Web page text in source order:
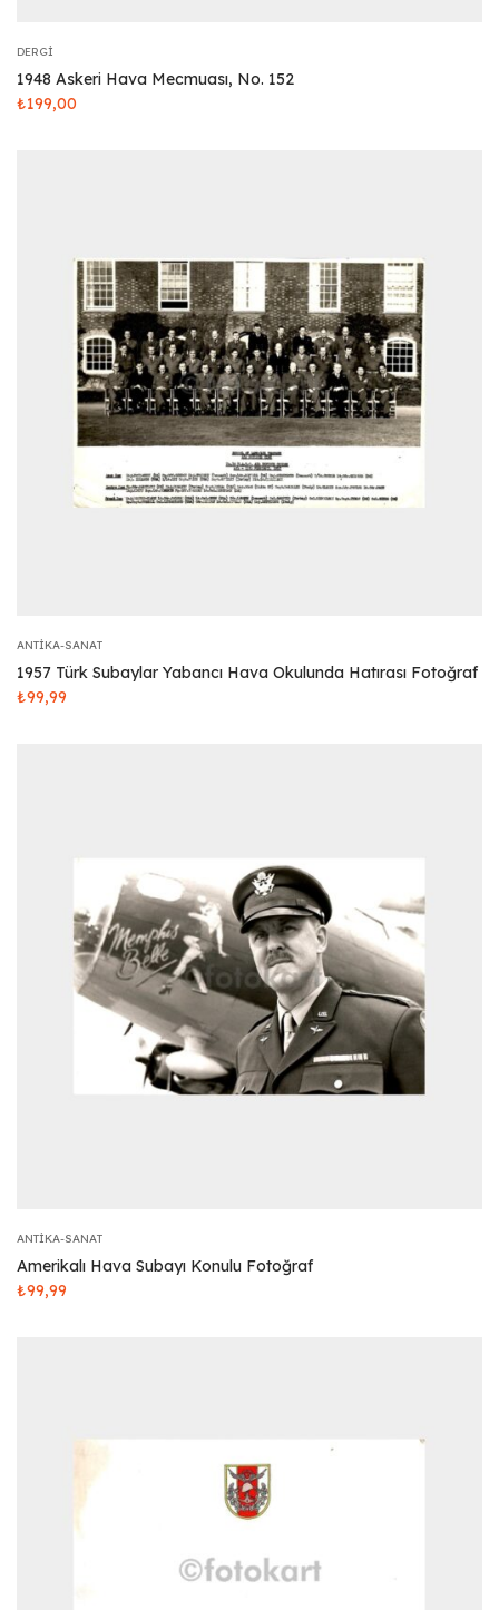
DERGI
1948 Askeri Hava Mecmuası, No. 152
₺199,00
ANTIKA-SANAT
1957 Türk Subaylar Yabancı Hava Okulunda Hatırası Fotoğraf
₺99,99
ANTIKA-SANAT
Amerikalı Hava Subayı Konulu Fotoğraf
₺99,99